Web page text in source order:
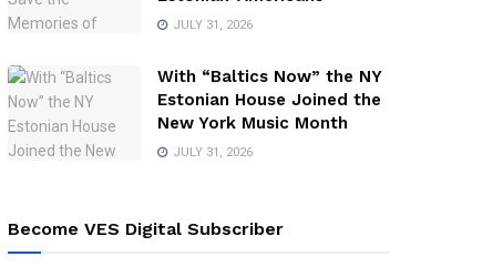
JULY 31, 2026
With “Baltics Now” the NY
Estonian House Joined the
New York Music Month
JULY 31, 2026
Become VES Digital Subscriber